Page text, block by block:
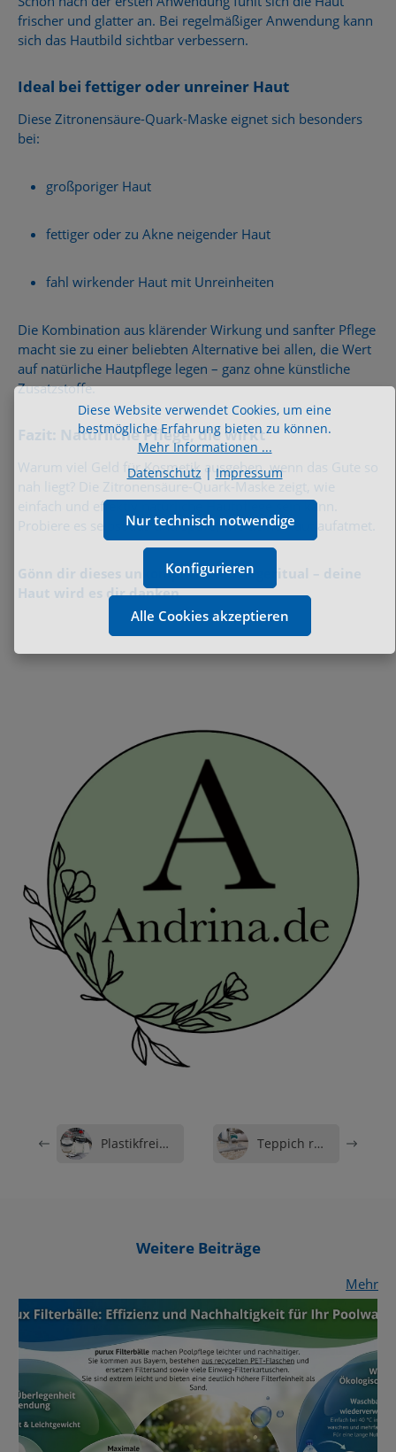
frischer und glatter an. Bei regelmäßiger Anwendung kann
sich das Hautbild sichtbar verbessern.
Ideal bei fettiger oder unreiner Haut
Diese Zitronensäure-Quark-Maske eignet sich besonders
bei:
großporiger Haut
fettiger oder zu Akne neigender Haut
fahl wirkender Haut mit Unreinheiten
Die Kombination aus klärender Wirkung und sanfter Pflege
macht sie zu einer beliebten Alternative bei allen, die Wert
auf natürliche Hautpflege legen – ganz ohne künstliche
Zusatzstoffe.
Fazit: Natürliche Pflege, die wirkt
Warum viel Geld für Kosmetik ausgeben, wenn das Gute so
nah liegt? Die Zitronensäure-Quark-Maske zeigt, wie
einfach und effektiv natürliche Hautpflege sein kann.
Probiere es selbst aus und spüre, wie deine Haut aufatmet.
Gönn dir dieses unkomplizierte Pflegeritual – deine
Haut wird es dir danken.
Plastikfrei spülen: Geschirrspülpulver &#038; Klarspüler ganz einfach selbst gemacht Teppich reinigen mit Natron: So wird dein Zuhause wieder zum Wohlfühlort
Weitere Beiträge
Mehr
Diese Website verwendet Cookies, um eine
bestmögliche Erfahrung bieten zu können.
Mehr Informationen ...
Datenschutz |Impressum
Nur technisch notwendige
Konfigurieren
Alle Cookies akzeptieren